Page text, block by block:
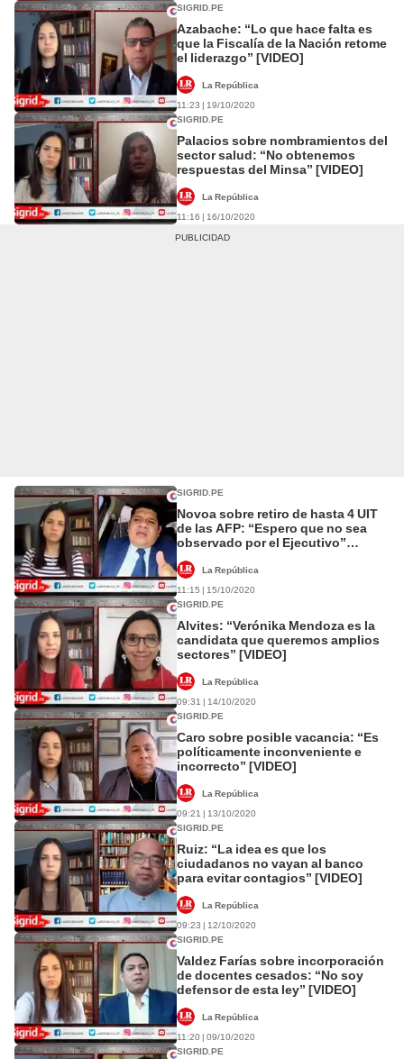
SIGRID.PE
Azabache: “Lo que hace falta es
que la Fiscalía de la Nación retome
el liderazgo” [VIDEO]
La República
11:23 | 19/10/2020
SIGRID.PE
Palacios sobre nombramientos del
sector salud: “No obtenemos
respuestas del Minsa” [VIDEO]
La República
11:16 | 16/10/2020
SIGRID.PE
Novoa sobre retiro de hasta 4 UIT
de las AFP: “Espero que no sea
observado por el Ejecutivo”
La República
11:15 | 15/10/2020
SIGRID.PE
Alvites: “Verónika Mendoza es la
candidata que queremos amplios
sectores” [VIDEO]
La República
09:31 | 14/10/2020
SIGRID.PE
Caro sobre posible vacancia: “Es
políticamente inconveniente e
incorrecto” [VIDEO]
La República
09:21 | 13/10/2020
SIGRID.PE
Ruiz: “La idea es que los
ciudadanos no vayan al banco
para evitar contagios” [VIDEO]
La República
09:23 | 12/10/2020
SIGRID.PE
Valdez Farías sobre incorporación
de docentes cesados: “No soy
defensor de esta ley” [VIDEO]
La República
11:20 | 09/10/2020
SIGRID.PE